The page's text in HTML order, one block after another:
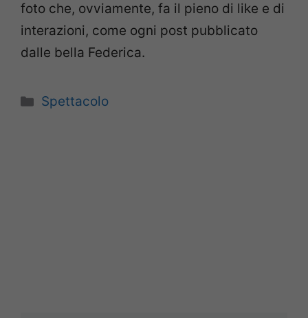
foto che, ovviamente, fa il pieno di like e di
interazioni, come ogni post pubblicato
dalle bella Federica.
Categorie
Spettacolo